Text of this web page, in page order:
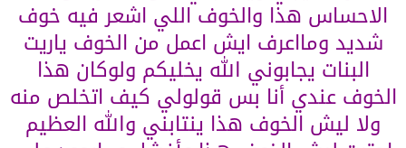
الاحساس هذا والخوف اللي اشعر فيه خوف
شديد ومااعرف ايش اعمل من الخوف ياريت
البنات يجابوني الله يخليكم ولوكان هذا
الخوف عندي أنا بس قولولي كيف اتخلص منه
ولا ليش الخوف هذا ينتابني والله العظيم